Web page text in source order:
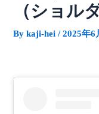
（ショル
Bykaji-hei/2025年6